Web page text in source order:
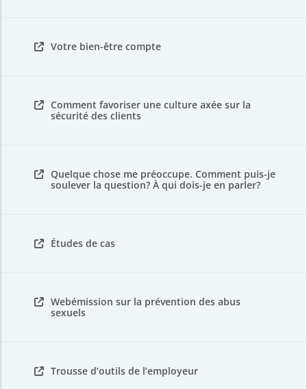
Votre bien-être compte
Comment favoriser une culture axée sur la
sécurité des clients
Quelque chose me préoccupe. Comment puis-je
soulever la question? À qui dois-je en parler?
Études de cas
Webémission sur la prévention des abus
sexuels
Trousse d’outils de l’employeur